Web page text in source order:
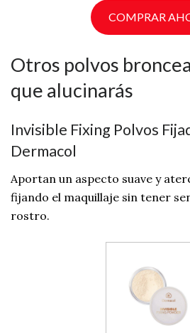
COMPRAR
Otros polvos
que alucinarás
Invisible Fixing Polvos
Dermacol
Aportan un aspecto suave y
fijando el maquillaje sin tener
rostro.